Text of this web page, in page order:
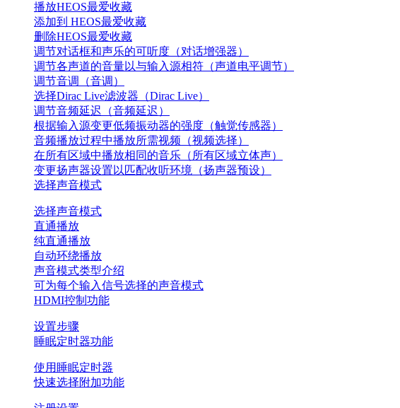
播放HEOS最爱收藏
添加到 HEOS最爱收藏
删除HEOS最爱收藏
调节对话框和声乐的可听度（对话增强器）
调节各声道的音量以与输入源相符（声道电平调节）
调节音调（音调）
选择Dirac Live滤波器（Dirac Live）
调节音频延迟（音频延迟）
根据输入源变更低频振动器的强度（触觉传感器）
音频播放过程中播放所需视频（视频选择）
在所有区域中播放相同的音乐（所有区域立体声）
变更扬声器设置以匹配收听环境（扬声器预设）
选择声音模式
选择声音模式
直通播放
纯直通播放
自动环绕播放
声音模式类型介绍
可为每个输入信号选择的声音模式
HDMI控制功能
设置步骤
睡眠定时器功能
使用睡眠定时器
快速选择附加功能